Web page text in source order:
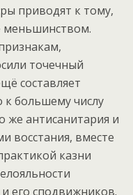
приводят к тому,
меньшинством.
точечный
составляет
большему числу
же антисанитария и
восстания, вместе
казни
его сподвижников.